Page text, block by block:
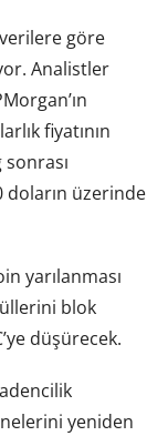
göre
Analistler
fiyatının
üzerinde
yarılanması
blok
düşürecek.
yeniden